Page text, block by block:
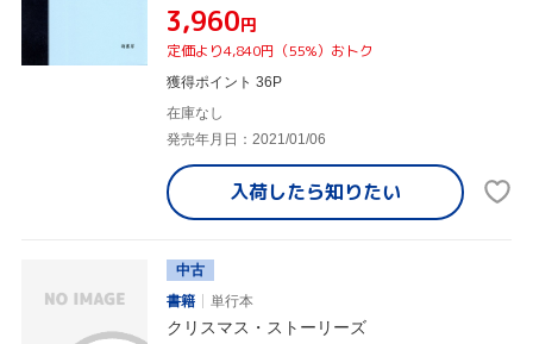
¥3,960円
定価より4,840円（55%）おトク
獲得ポイント 36P
在庫なし
発売年月日：2021/01/06
入荷したら知りたい
中古
書籍
単行本
クリスマス・ストーリーズ